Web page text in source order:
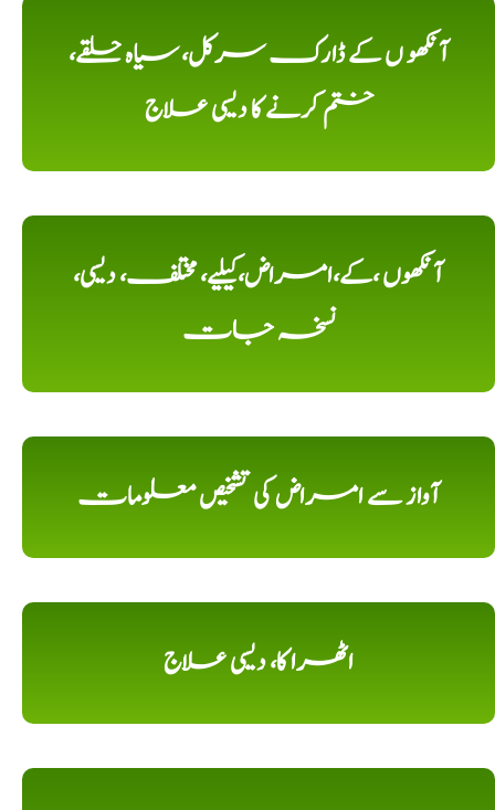
آنکھو ں کے ڈارک سرکل، سیاہ حلقے،
ختم کرنے کا دیسی علاج
آنکھوں ،کے،امراض،کیلیے، مختلف، دیسی،
نسخہ جات
آواز سے امراض کی تشخیص معلومات
اٹھرا کا، دیسی علاج